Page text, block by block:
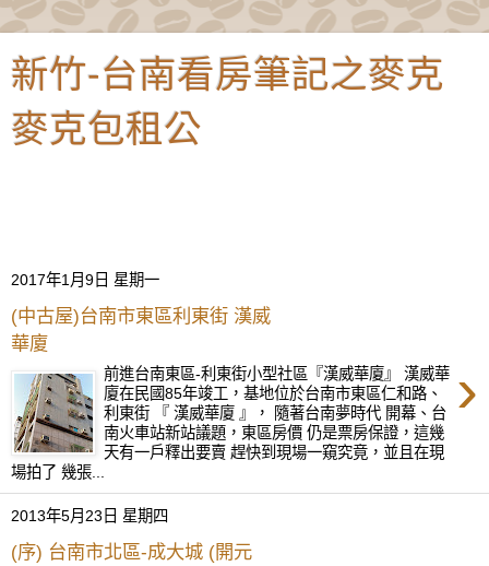
新竹-台南看房筆記之麥克
麥克包租公
2017年1月9日 星期一
(中古屋)台南市東區利東街 漢威
華廈
›
前進台南東區-利東街小型社區『漢威華廈』 漢威華
廈在民國85年竣工，基地位於台南市東區仁和路、
利東街 『 漢威華廈 』， 隨著台南夢時代 開幕、台
南火車站新站議題，東區房價 仍是票房保證，這幾
天有一戶釋出要賣 趕快到現場一窺究竟，並且在現
場拍了 幾張...
2013年5月23日 星期四
(序) 台南市北區-成大城 (開元